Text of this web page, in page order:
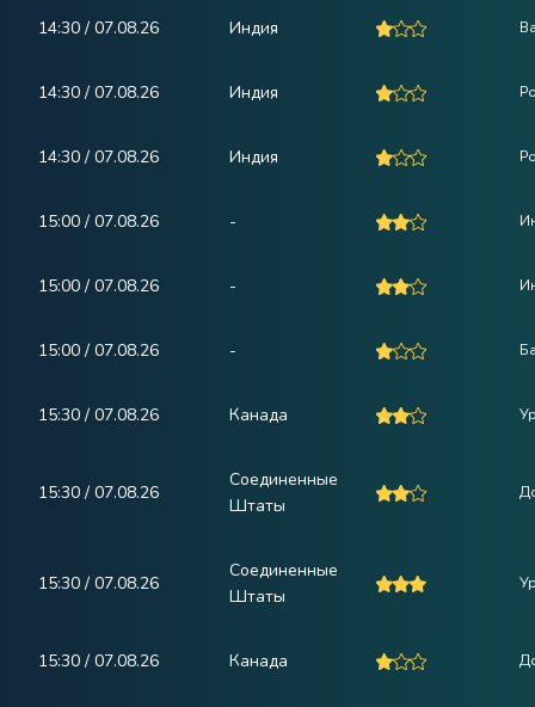
14:30 / 07.08.26 Индия
14:30 / 07.08.26 Индия
14:30 / 07.08.26 Индия
15:00 / 07.08.26 -
15:00 / 07.08.26 -
15:00 / 07.08.26 -
15:30 / 07.08.26 Канада
15:30 / 07.08.26
Соединенные
Штаты
15:30 / 07.08.26
Соединенные
Штаты
15:30 / 07.08.26 Канада